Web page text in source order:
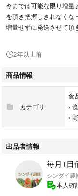
今までは可能な限り増量
を頂き把握しきれなくな
増量せずに発送させて頂
また収穫が落ち着いた
☆お肉と一緒に揉むこと
なります。
★農薬：栽培期間中不使
☆にんにくには老化防止
〜家庭菜園が趣味で作っ
サイズの不揃い 土が付
るなどがあるかもしれま
〜ご理解頂ける方お願い
2年以上前
商品情報
カテゴリ
食
›
›
出品者情報
シンダイ農
本人確